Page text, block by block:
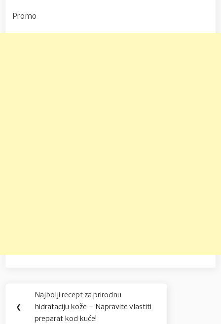
Promo
Navigacija
objava
❮
Previous
Post:
Najbolji recept za prirodnu
hidrataciju kože – Napravite vlastiti
preparat kod kuće!